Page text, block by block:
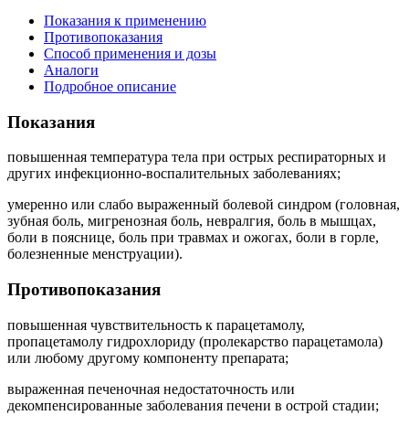
Показания к применению
Противопоказания
Способ применения и дозы
Аналоги
Подробное описание
Показания
повышенная температура тела при острых респираторных и
других инфекционно-воспалительных заболеваниях;
умеренно или слабо выраженный болевой синдром (головная,
зубная боль, мигренозная боль, невралгия, боль в мышцах,
боли в пояснице, боль при травмах и ожогах, боли в горле,
болезненные менструации).
Противопоказания
повышенная чувствительность к парацетамолу,
пропацетамолу гидрохлориду (пролекарство парацетамола)
или любому другому компоненту препарата;
выраженная печеночная недостаточность или
декомпенсированные заболевания печени в острой стадии;